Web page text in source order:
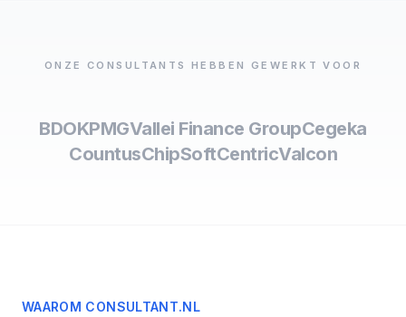
ONZE CONSULTANTS HEBBEN GEWERKT VOOR
BDOKPMGVallei Finance GroupCegeka
CountusChipSoftCentricValcon
WAAROM CONSULTANT.NL